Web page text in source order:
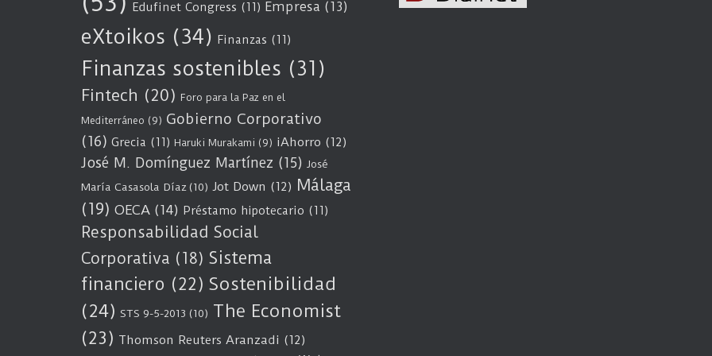
Edufinet Congress (11) Empresa (13)
eXtoikos (34) Finanzas (11)
Finanzas sostenibles (31)
Fintech (20) Foro para la Paz en el
Mediterráneo (9) Gobierno Corporativo
(16) Grecia (11) Haruki Murakami (9) iAhorro (12)
José M. Domínguez Martínez (15) José
María Casasola Díaz (10) Jot Down (12) Málaga
(19) OECA (14) Préstamo hipotecario (11)
Responsabilidad Social
Corporativa (18) Sistema
financiero (22) Sostenibilidad
(24) STS 9-5-2013 (10) The Economist
(23) Thomson Reuters Aranzadi (12)